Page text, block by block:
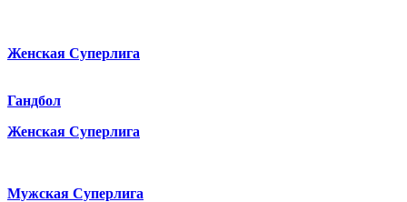
Женская Суперлига
Гандбол
Женская Суперлига
Мужская Суперлига